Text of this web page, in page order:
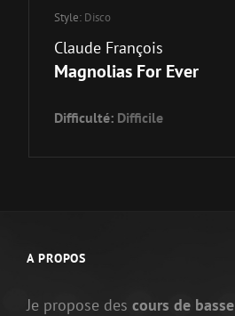
Style: Disco
Claude François
Magnolias For Ever
Difficulté: Difficile
A PROPOS
Je propose des cours de basse